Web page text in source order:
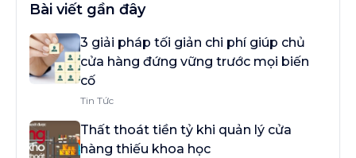
Bài viết gần đây
3 giải pháp tối giản chi phí giúp chủ
cửa hàng đứng vững trước mọi biến
cố
Tin Tức
Thất thoát tiền tỷ khi quản lý cửa
hàng thiếu khoa học